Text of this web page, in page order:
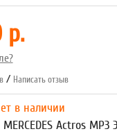
р.
/ Написать отзыв
в наличии
Actros